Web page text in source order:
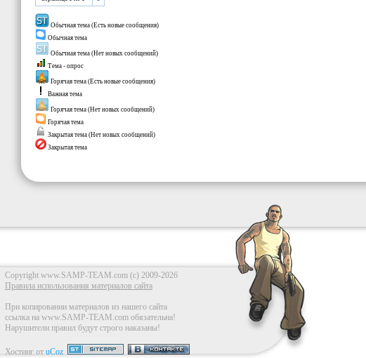
Обычная тема (Есть новые сообщения)
Обычная тема
Обычная тема (Нет новых сообщений)
Тема - опрос
Горячая тема (Есть новые сообщения)
Важная тема
Горячая тема (Нет новых сообщений)
Горячая тема
Закрытая тема (Нет новых сообщений)
Закрытая тема
Copyright www.SAMP-TEAM.com (c) 2009-2026
Правила использования материалов сайта
При копировании материалов из нашего сайта
ссылка на www.SAMP-TEAM.com обязательна!
Нарушители правил будут строго наказаны!
Хостинг от uCoz